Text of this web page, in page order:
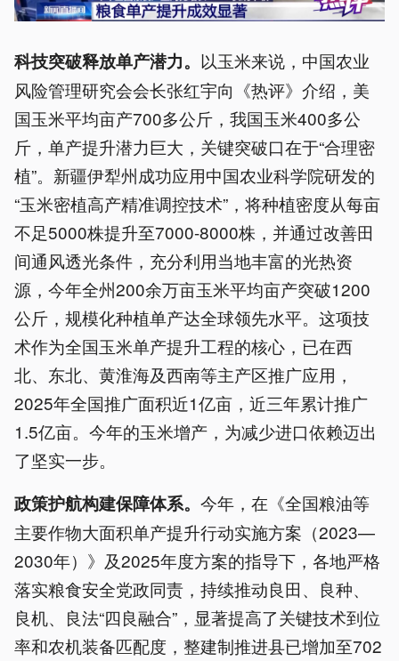
科技突破释放单产潜力。 以玉米来说，中国农业
风险管理研究会会长张红宇向《热评》介绍，美
国玉米平均亩产700多公斤，我国玉米400多公
斤，单产提升潜力巨大，关键突破口在于“合理密
植”。新疆伊犁州成功应用中国农业科学院研发的
“玉米密植高产精准调控技术”，将种植密度从每亩
不足5000株提升至7000-8000株，并通过改善田
间通风透光条件，充分利用当地丰富的光热资
源，今年全州200余万亩玉米平均亩产突破1200
公斤，规模化种植单产达全球领先水平。这项技
术作为全国玉米单产提升工程的核心，已在西
北、东北、黄淮海及西南等主产区推广应用，
2025年全国推广面积近1亿亩，近三年累计推广
1.5亿亩。今年的玉米增产，为减少进口依赖迈出
了坚实一步。
政策护航构建保障体系。 今年，在《全国粮油等
主要作物大面积单产提升行动实施方案（2023—
2030年）》及2025年度方案的指导下，各地严格
落实粮食安全党政同责，持续推动良田、良种、
良机、良法“四良融合”，显著提高了关键技术到位
率和农机装备匹配度，整建制推进县已增加至702